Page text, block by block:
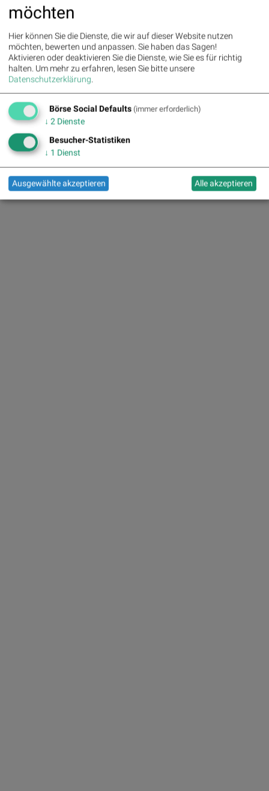
Infrastrukturpartner
möchten
Hier können Sie die Dienste, die wir auf dieser Website nutzen
möchten, bewerten und anpassen. Sie haben das Sagen!
Aktivieren oder deaktivieren Sie die Dienste, wie Sie es für richtig
halten. Um mehr zu erfahren, lesen Sie bitte unsere
Datenschutzerklärung.
Börse Social Defaults (immer erforderlich)
↓ 2 Dienste
Besucher-Statistiken
↓ 1 Dienst
Ausgewählte akzeptieren Alle akzeptieren